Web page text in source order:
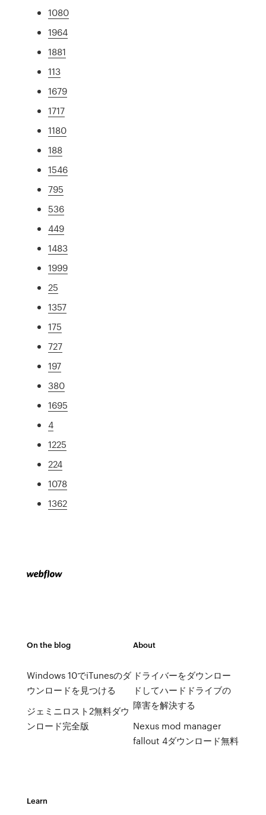
1080
1964
1881
113
1679
1717
1180
188
1546
795
536
449
1483
1999
25
1357
175
727
197
380
1695
4
1225
224
1078
1362
On the blog
Windows 10でiTunesのダ
ウンロードを見つける
ジェミニロスト2無料ダウ
ンロード完全版
About
ドライバーをダウンロー
ドしてハードドライブの
障害を解決する
Nexus mod manager
fallout 4ダウンロード無料
Learn